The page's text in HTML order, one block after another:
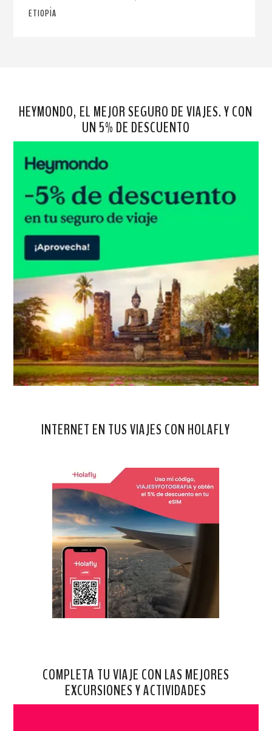
ETIOPÍA
HEYMONDO, EL MEJOR SEGURO DE VIAJES. Y CON
UN 5% DE DESCUENTO
INTERNET EN TUS VIAJES CON HOLAFLY
COMPLETA TU VIAJE CON LAS MEJORES
EXCURSIONES Y ACTIVIDADES